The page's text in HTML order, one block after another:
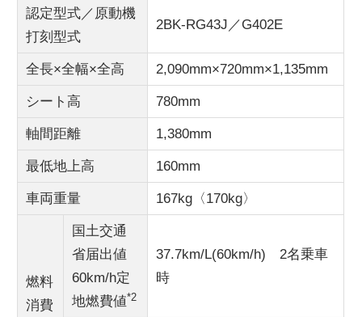
認定型式／原動機
打刻型式
2BK-RG43J／G402E
全長×全幅×全高 2,090mm×720mm×1,135mm
シート高 780mm
軸間距離 1,380mm
最低地上高 160mm
車両重量 167kg〈170kg〉
燃料
消費
国土交通
省届出値
60km/h定
地燃費値*2
37.7km/L(60km/h) 2名乗車
時